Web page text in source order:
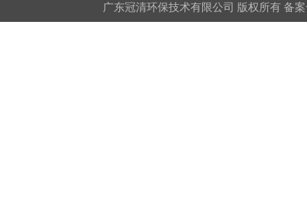
广东冠清环保技术有限公司 版权所有 备